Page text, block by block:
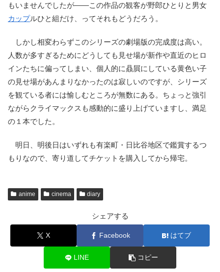
もいませんでしたが――この作品の観客が野郎ひとりと男女
カップルひと組だけ、ってそれもどうだろう。
しかし相変わらずこのシリーズの劇場版の完成度は高い。
人数が多すぎるためにどうしても見せ場が新作や直近のヒロ
インたちに偏ってしまい、個人的に贔屓にしている黄色い子
の見せ場があんまりなかったのは寂しいのですが、シリーズ
を観ている者には愉しむところが無数にある。ちょっと強引
ながらクライマックスも感動的に盛り上げていますし、満足
の１本でした。
明日、明後日はいずれも有楽町・日比谷地区で鑑賞するつ
もりなので、寄り道してチケットを購入してから帰宅。
anime cinema diary
シェアする
X Facebook はてブ
LINE コピー